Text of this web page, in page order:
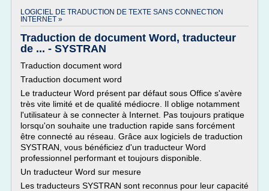
LOGICIEL DE TRADUCTION DE TEXTE SANS CONNECTION
INTERNET »
Traduction de document Word, traducteur
de ... - SYSTRAN
Traduction document word
Traduction document word
Le traducteur Word présent par défaut sous Office s'avère
très vite limité et de qualité médiocre. Il oblige notamment
l'utilisateur à se connecter à Internet. Pas toujours pratique
lorsqu'on souhaite une traduction rapide sans forcément
être connecté au réseau. Grâce aux logiciels de traduction
SYSTRAN, vous bénéficiez d'un traducteur Word
professionnel performant et toujours disponible.
Un traducteur Word sur mesure
Les traducteurs SYSTRAN sont reconnus pour leur capacité